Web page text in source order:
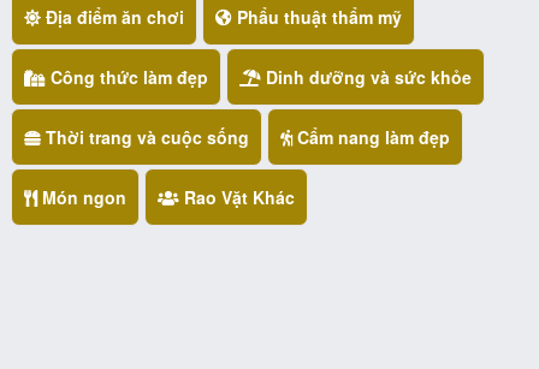
Địa điểm ăn chơi Phẩu thuật thẩm mỹ
Công thức làm đẹp Dinh dưỡng và sức khỏe
Thời trang và cuộc sống Cẩm nang làm đẹp
Món ngon Rao Vặt Khác